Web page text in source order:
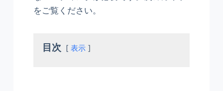
をご覧ください。
目次 表示